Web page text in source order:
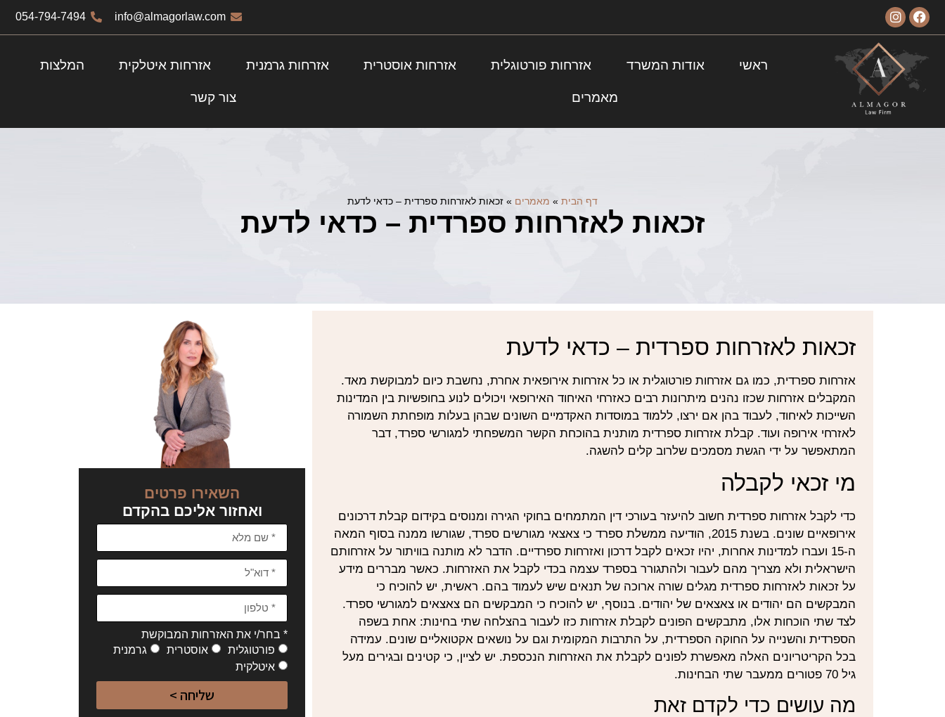
info@almagorlaw.com
054-794-7494
ראשי אודות המשרד אזרחות פורטוגלית אזרחות אוסטרית אזרחות גרמנית אזרחות איטלקית המלצות
מאמרים צור קשר
דף הבית » מאמרים » זכאות לאזרחות ספרדית – כדאי לדעת
זכאות לאזרחות ספרדית – כדאי לדעת
זכאות לאזרחות ספרדית – כדאי לדעת
אזרחות ספרדית, כמו גם אזרחות פורטוגלית או כל אזרחות אירופאית אחרת, נחשבת כיום למבוקשת מאד.
המקבלים אזרחות שכזו נהנים מיתרונות רבים כאזרחי האיחוד האירופאי ויכולים לנוע בחופשיות בין המדינות
השייכות לאיחוד, לעבוד בהן אם ירצו, ללמוד במוסדות האקדמיים השונים שבהן בעלות מופחתת השמורה
לאזרחי אירופה ועוד. קבלת אזרחות ספרדית מותנית בהוכחת הקשר המשפחתי למגורשי ספרד, דבר
המתאפשר על ידי הגשת מסמכים שלרוב קלים להשגה.
מי זכאי לקבלה
כדי לקבל אזרחות ספרדית חשוב להיעזר בעורכי דין המתמחים בחוקי הגירה ומנוסים בקידום קבלת דרכונים
אירופאיים שונים. בשנת 2015, הודיעה ממשלת ספרד כי צאצאי מגורשים ספרד, שגורשו ממנה בסוף המאה
ה-15 ועברו למדינות אחרות, יהיו זכאים לקבל דרכון ואזרחות ספרדיים. הדבר לא מותנה בוויתור על אזרחותם
הישראלית ולא מצריך מהם לעבור ולהתגורר בספרד עצמה בכדי לקבל את האזרחות. כאשר מבררים מידע
על זכאות לאזרחות ספרדית מגלים שורה ארוכה של תנאים שיש לעמוד בהם. ראשית, יש להוכיח כי
המבקשים הם יהודים או צאצאים של יהודים. בנוסף, יש להוכיח כי המבקשים הם צאצאים למגורשי ספרד.
לצד שתי הוכחות אלו, מתבקשים הפונים לקבלת אזרחות כזו לעבור בהצלחה שתי בחינות: אחת בשפה
הספרדית והשנייה על החוקה הספרדית, על התרבות המקומית וגם על נושאים אקטואליים שונים. עמידה
בכל הקריטריונים האלה מאפשרת לפונים לקבלת את האזרחות הנכספת. יש לציין, כי קטינים ובגירים מעל
גיל 70 פטורים ממעבר שתי הבחינות.​
מה עושים כדי לקדם זאת
השאירו פרטים
ואחזור אליכם בהקדם
* בחר/י את האזרחות המבוקשת
פורטוגלית
אוסטרית
גרמנית
איטלקית
שליחה >